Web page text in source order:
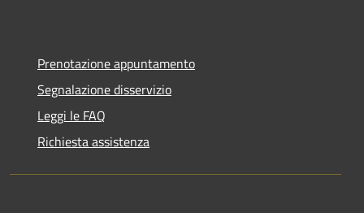
Prenotazione appuntamento
Segnalazione disservizio
Leggi le FAQ
Richiesta assistenza